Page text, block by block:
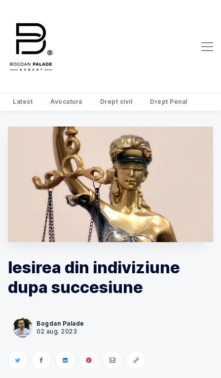
Search Avocat Bogdan
Latest Avocatura Drept civil Drept Penal
Iesirea din indiviziune
dupa succesiune
Bogdan Palade
02 aug. 2023